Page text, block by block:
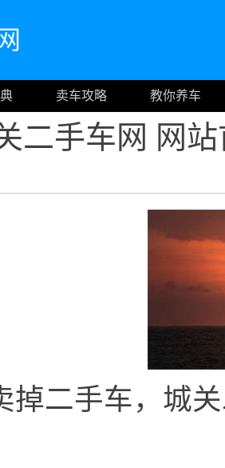
卖车攻略 教你养车
二手车网 网
掉二手车，城